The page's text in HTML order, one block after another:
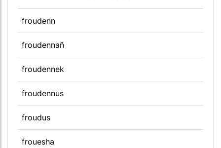
froudenn
froudennañ
froudennek
froudennus
froudus
frouesha